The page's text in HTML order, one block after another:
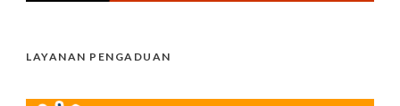
LAYANAN PENGADUAN